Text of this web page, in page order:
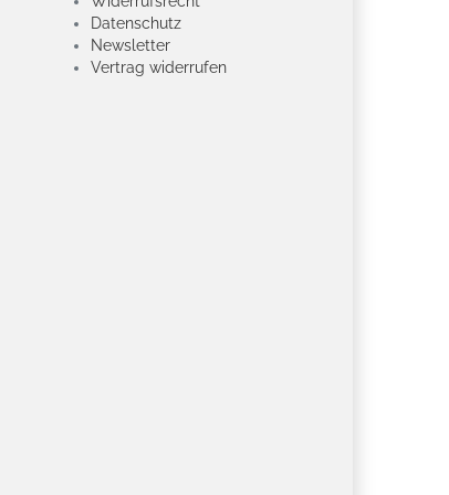
Datenschutz
Newsletter
Vertrag widerrufen